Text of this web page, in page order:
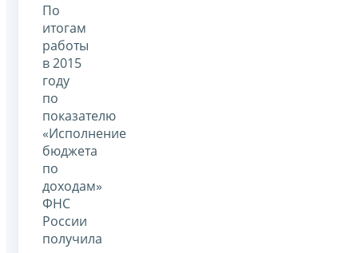
По
итогам
работы
в 2015
году
по
показателю
«Исполнение
бюджета
по
доходам»
ФНС
России
получила